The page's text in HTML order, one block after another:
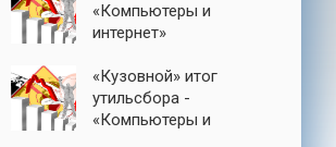
«Компьютеры и
интернет»
«Кузовной» итог
утильсбора -
«Компьютеры и